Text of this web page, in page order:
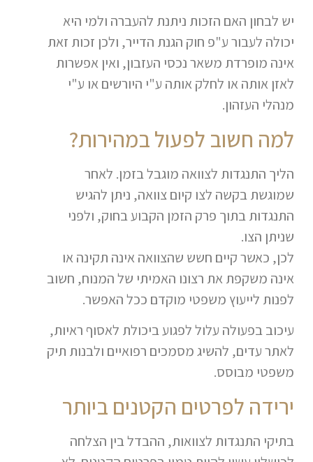
יש לבחון האם הזכות ניתנת להעברה ולמי היא
יכולה לעבור ע"פ חוק הגנת הדייר, ולכן זכות זאת
אינה מופרדת משאר נכסי העזבון, ואין אפשרות
לאזן אותה או לחלק אותה ע"י היורשים או ע"י
מנהלי העזהון.
למה חשוב לפעול במהירות?
הליך התנגדות לצוואה מוגבל בזמן. לאחר
שמוגשת בקשה לצו קיום צוואה, ניתן להגיש
התנגדות בתוך פרק הזמן הקבוע בחוק, ולפני
שניתן הצו.
לכן, כאשר קיים חשש שהצוואה אינה תקינה או
אינה משקפת את רצונו האמיתי של המנוח, חשוב
לפנות לייעוץ משפטי מוקדם ככל האפשר.
עיכוב בפעולה עלול לפגוע ביכולת לאסוף ראיות,
לאתר עדים, להשיג מסמכים רפואיים ולבנות תיק
משפטי מבוסס.
ירידה לפרטים הקטנים ביותר
בתיקי התנגדות לצוואות, ההבדל בין הצלחה